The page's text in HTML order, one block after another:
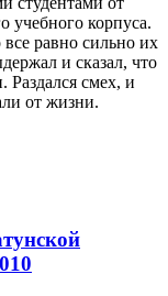
учебного корпуса.
равно сильно их
и сказал, что
Раздался смех, и
от жизни.